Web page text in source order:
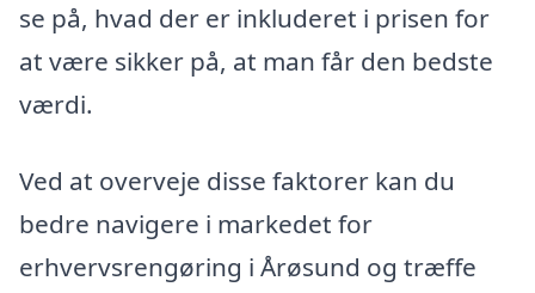
se på, hvad der er inkluderet i prisen for
at være sikker på, at man får den bedste
værdi.
Ved at overveje disse faktorer kan du
bedre navigere i markedet for
erhvervsrengøring i Årøsund og træffe